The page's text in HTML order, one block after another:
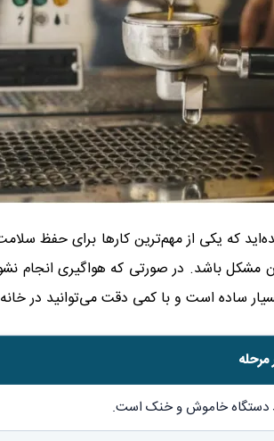
که یکی از مهم‌ترین کارها برای حفظ
مشکل باشد. در صورتی که هواگیری انجام
ساده است و با کمی دقت می‌توانید در
دستگاه خاموش و خنک است.